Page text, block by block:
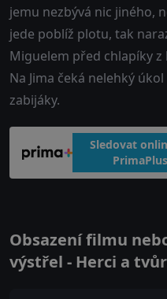
jemu nezbývá nic jiného,
jede poblíž plotu, tak
Miguelem před chlapíky
Na Jima čeká nelehký
zabijáky.
Sledovat
PrimaPlus
Obsazení filmu
výstřel - Herci a